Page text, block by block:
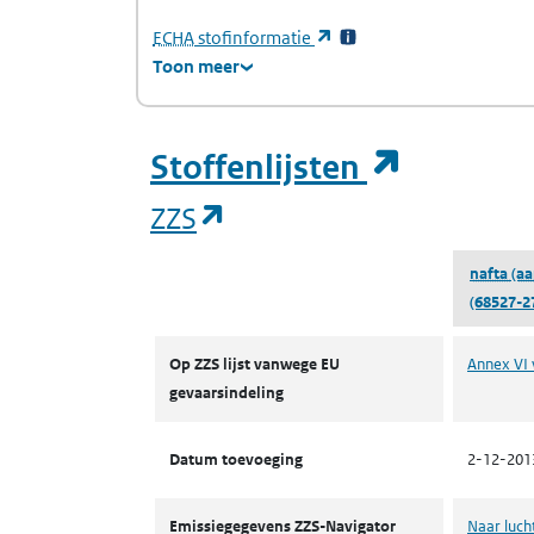
ECHA(Europees Agentschap voor chemische
stofinformatie
(opent in een nieuw
Toon meer
Stoffenlijsten
ZZS
nafta
(68527-
Op ZZS lijst vanwege EU
gevaarsindeling
Annex VI
Datum toevoeging 2-12-
Emissiegegevens ZZS-Navigator
Naar